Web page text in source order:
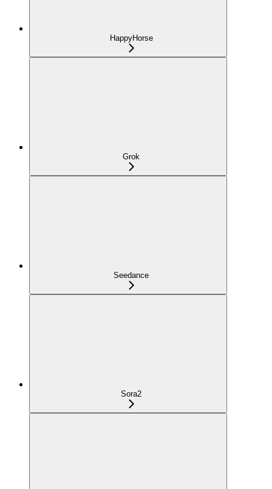
HappyHorse
Grok
Seedance
Sora2